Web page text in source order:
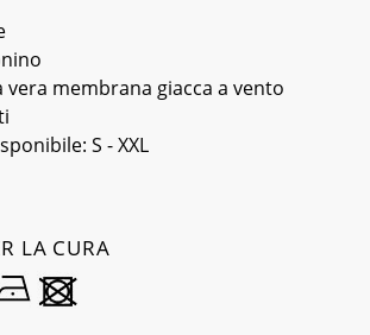
membrana giacca a vento
S - XXL
LA CURA